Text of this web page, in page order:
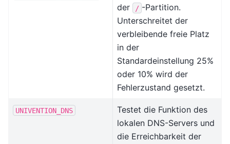
der
/ -Partition.
Unterschreitet der
verbleibende freie Platz
in der
Standardeinstellung 25%
oder 10% wird der
Fehlerzustand gesetzt.
UNIVENTION_DNS
Testet die Funktion des
lokalen DNS-Servers und
die Erreichbarkeit der